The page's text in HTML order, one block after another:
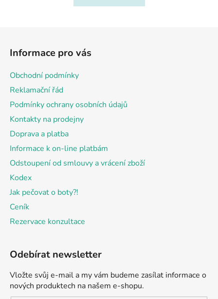
Informace pro vás
Obchodní podmínky
Reklamační řád
Podmínky ochrany osobních údajů
Kontakty na prodejny
Doprava a platba
Informace k on-line platbám
Odstoupení od smlouvy a vrácení zboží
Kodex
Jak pečovat o boty?!
Ceník
Rezervace konzultace
Odebírat newsletter
Vložte svůj e-mail a my vám budeme zasílat informace o
nových produktech na našem e-shopu.